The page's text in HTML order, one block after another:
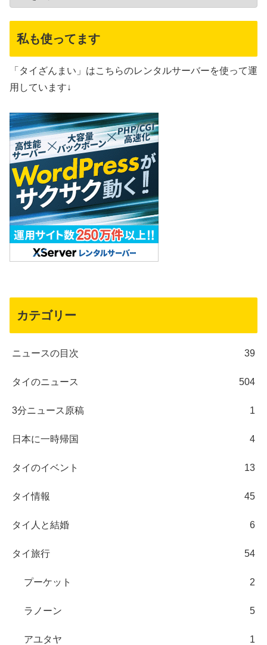
私も使ってます
「タイざんまい」はこちらのレンタルサーバーを使って運
用しています↓
カテゴリー
ニュースの目次 39
タイのニュース 504
3分ニュース原稿 1
日本に一時帰国 4
タイのイベント 13
タイ情報 45
タイ人と結婚 6
タイ旅行 54
プーケット 2
ラノーン 5
アユタヤ 1